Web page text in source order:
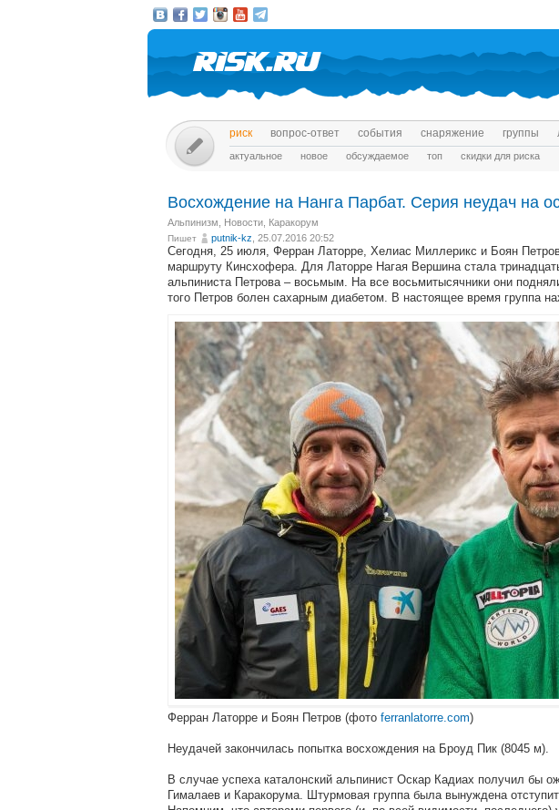
риск вопрос-ответ события снаряжение группы
актуальное новое обсуждаемое топ скидки для риска
Восхождение на Нанга Парбат. Серия неудач на
Альпинизм Новости Каракорум
Пишет putnik-kz , 25.07.2016 20:52
Сегодня, 25 июля, Ферран Латорре, Хелиас Миллерикс и Боян
маршруту Кинсхофера. Для Латорре Нагая Вершина стала
альпиниста Петрова – восьмым. На все восьмитысячники они
того Петров болен сахарным диабетом. В настоящее время группа
Ферран Латорре и Боян Петров (фото ferranlatorre.com)
Неудачей закончилась попытка восхождения на Броуд Пик (8045 м).
В случае успеха каталонский альпинист Оскар Кадиах получил бы
Гималаев и Каракорума. Штурмовая группа была вынуждена